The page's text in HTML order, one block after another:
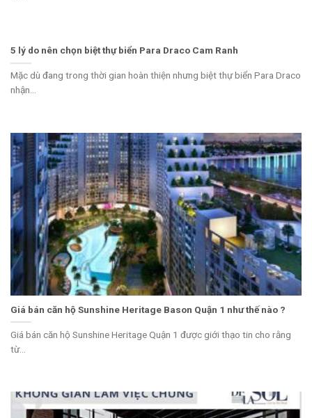
5 lý do nên chọn biệt thự biển Para Draco Cam Ranh
Mặc dù đang trong thời gian hoàn thiện nhưng biệt thự biển Para Draco
nhận...
Giá bán căn hộ Sunshine Heritage Bason Quận 1 như thế nào ?
Giá bán căn hộ Sunshine Heritage Quận 1 được giới thạo tin cho rằng
từ...